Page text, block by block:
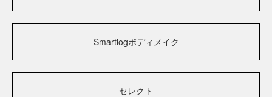
Smartlogボディメイク
セレクト